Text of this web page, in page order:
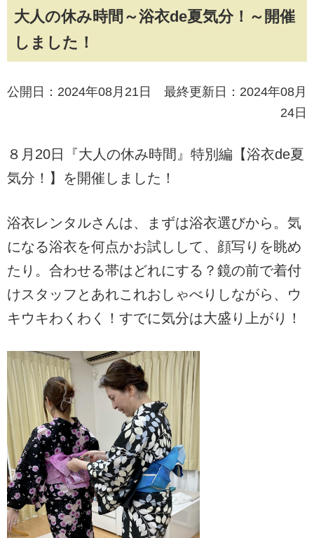
大人の休み時間～浴衣de夏気分！～開催
しました！
公開日：2024年08月21日 最終更新日：2024年08月
24日
８月20日『大人の休み時間』特別編【浴衣de夏
気分！】を開催しました！
浴衣レンタルさんは、まずは浴衣選びから。気
になる浴衣を何点かお試しして、顔写りを眺め
たり。合わせる帯はどれにする？鏡の前で着付
けスタッフとあれこれおしゃべりしながら、ウ
キウキわくわく！すでに気分は大盛り上がり！